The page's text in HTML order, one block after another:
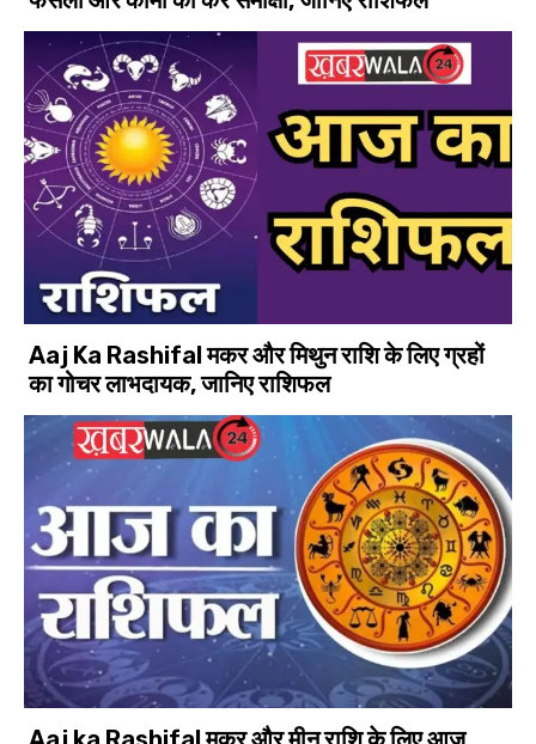
Aaj Ka Rashifal मकर और मिथुन राशि के लिए ग्रहों
का गोचर लाभदायक, जानिए राशिफल